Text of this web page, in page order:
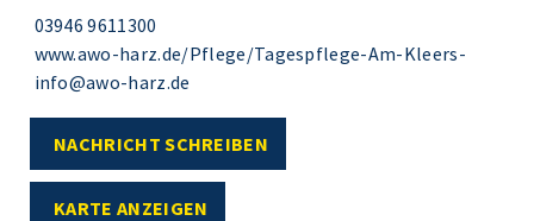
03946 9611300
www.awo-harz.de/Pflege/Tagespflege-Am-Kleers-
info@awo-harz.de
NACHRICHT SCHREIBEN
KARTE ANZEIGEN